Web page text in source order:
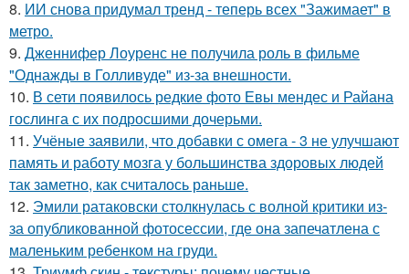
8. ИИ снова придумал тренд - теперь всех "Зажимает" в
метро.
9. Дженнифер Лоуренс не получила роль в фильме
"Однажды в Голливуде" из-за внешности.
10. В сети появилось редкие фото Евы мендес и Райана
гослинга с их подросшими дочерьми.
11. Учёные заявили, что добавки с омега - 3 не улучшают
память и работу мозга у большинства здоровых людей
так заметно, как считалось раньше.
12. Эмили ратаковски столкнулась с волной критики из-
за опубликованной фотосессии, где она запечатлена с
маленьким ребенком на груди.